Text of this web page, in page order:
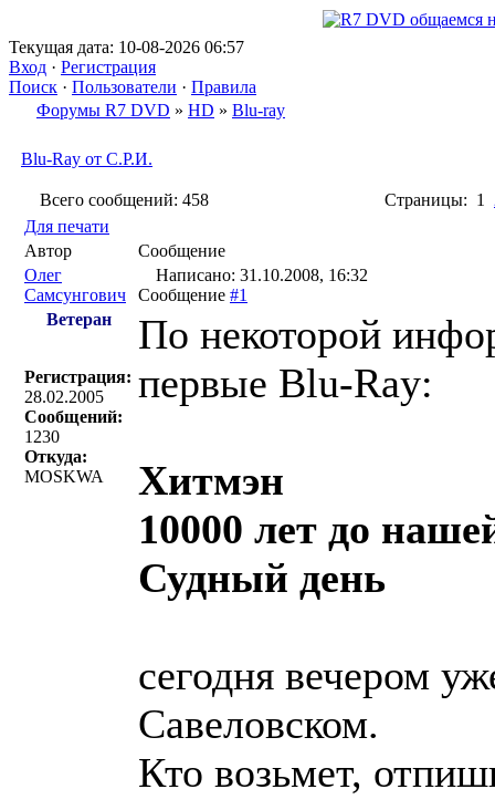
Текущая дата: 10-08-2026 06:57
Вход · Регистрация
Поиск · Пользователи · Правила
Форумы R7 DVD » HD » Blu-ray
Blu-Ray от С.Р.И.
Всего сообщений: 458 Страницы: 1
Для печати
Автор
Сообщение
Олег
Самсунгович
Написано: 31.10.2008, 16:32
Сообщение #1
Ветеран
Регистрация:
28.02.2005
Сообщений:
1230
Откуда:
MOSKWA
По некоторой
первые Blu-Ray:
Хитмэн
10000 лет до
Судный день
сегодня вечером
Савеловском.
Кто возьмет,